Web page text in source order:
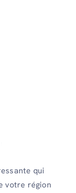
qui
votre région